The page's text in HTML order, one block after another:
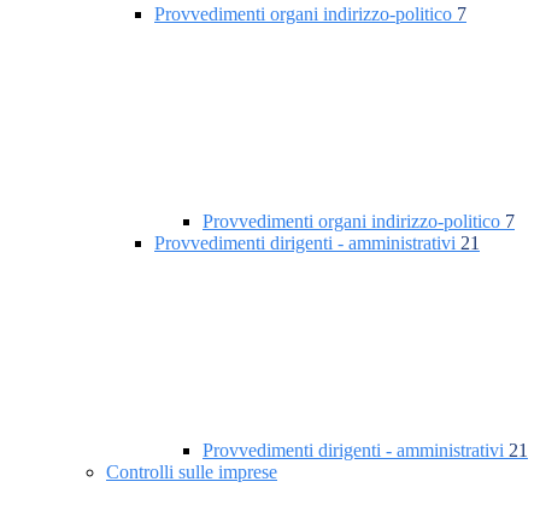
Provvedimenti organi indirizzo-politico 7
Provvedimenti organi indirizzo-politico 7
Provvedimenti dirigenti - amministrativi 21
Provvedimenti dirigenti - amministrativi 21
Controlli sulle imprese